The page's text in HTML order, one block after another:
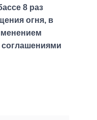
8 раз
огня, в